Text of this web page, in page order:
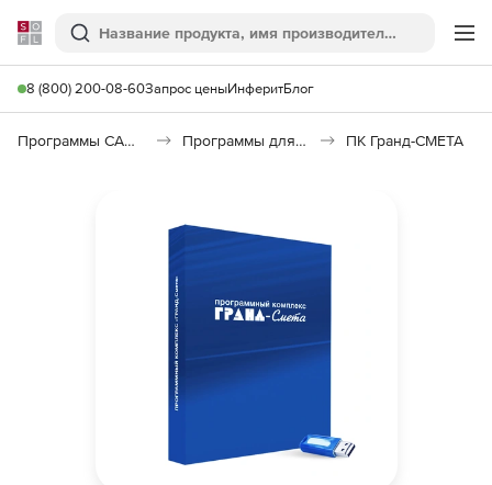
Softline
Поиск
8 (800) 200-08-60Запрос ценыИнферитБлог
Программы САПР и ГИС Программы для документооборота ПК Гранд-СМЕТА